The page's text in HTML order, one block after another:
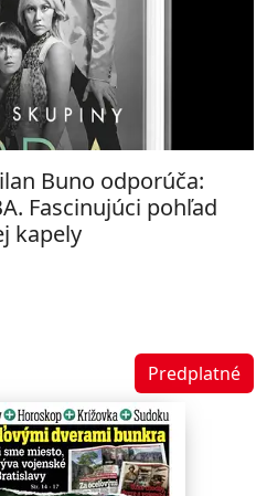
Buno odporúča:
Fascinujúci pohľad
kapely
Predplatné